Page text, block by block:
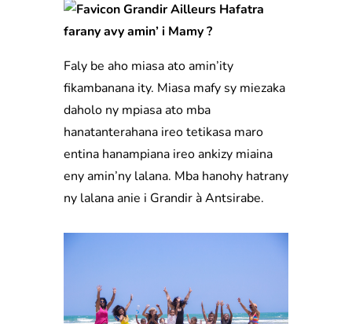
Hafatra
farany avy amin’ i Mamy ?
Faly be aho miasa ato amin’ity
fikambanana ity. Miasa mafy sy miezaka
daholo ny mpiasa ato mba
hanatanterahana ireo tetikasa maro
entina hanampiana ireo ankizy miaina
eny amin’ny lalana. Mba hanohy hatrany
ny lalana anie i Grandir à Antsirabe.